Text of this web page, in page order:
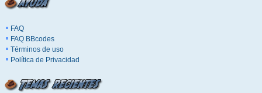
FAQ
FAQ BBcodes
Términos de uso
Política de Privacidad